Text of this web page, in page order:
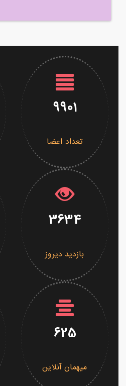
9901
تعداد اعضا
3634
بازدید دیروز
625
میهمان آنلاین